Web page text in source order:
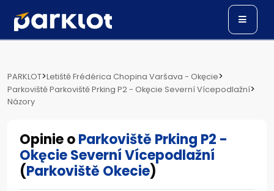
PARKLOT>Letiště Frédérica Chopina Varšava - Okęcie>
Parkoviště Parkoviště Prking P2 - Okęcie Severní Vícepodlažní>
Názory
Opinie oParkoviště Prking P2 -
Okęcie Severní Vícepodlažní
(Parkoviště Okecie)